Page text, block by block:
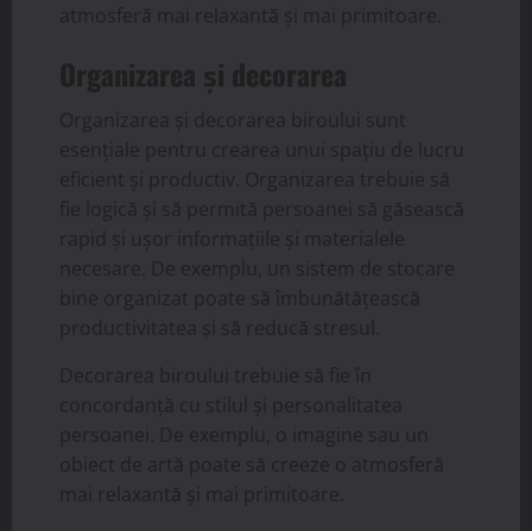
atmosferă mai relaxantă și mai primitoare.
Organizarea și decorarea
Organizarea și decorarea biroului sunt
esențiale pentru crearea unui spațiu de lucru
eficient și productiv. Organizarea trebuie să
fie logică și să permită persoanei să găsească
rapid și ușor informațiile și materialele
necesare. De exemplu, un sistem de stocare
bine organizat poate să îmbunătățească
productivitatea și să reducă stresul.
Decorarea biroului trebuie să fie în
concordanță cu stilul și personalitatea
persoanei. De exemplu, o imagine sau un
obiect de artă poate să creeze o atmosferă
mai relaxantă și mai primitoare.